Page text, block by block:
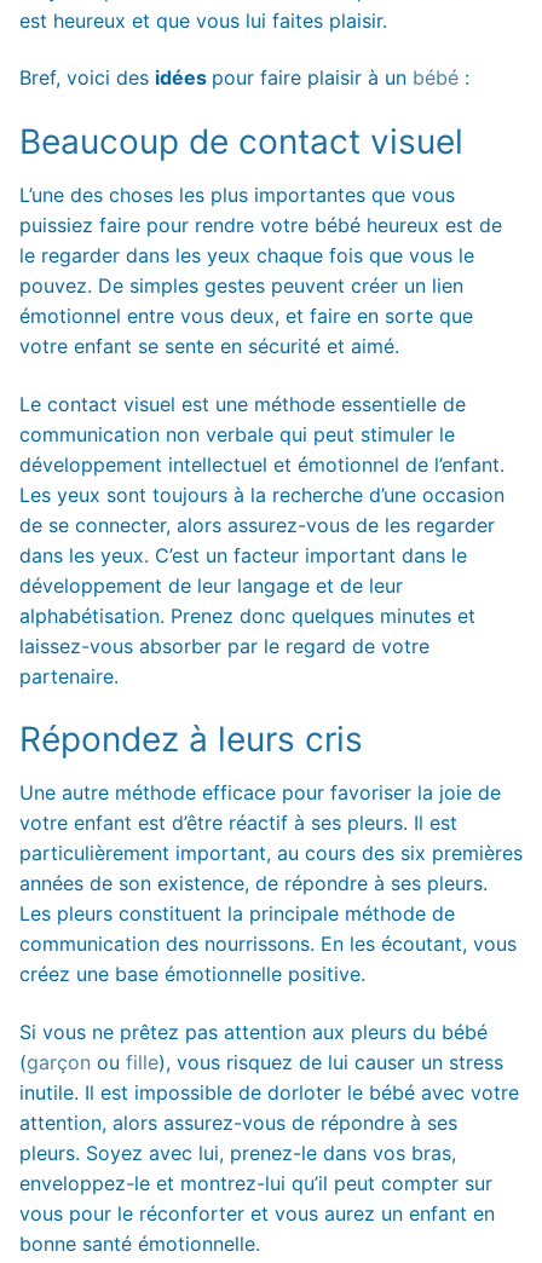
est heureux et que vous lui faites plaisir.
Bref, voici des idées pour faire plaisir à un bébé :
Beaucoup de contact visuel
L’une des choses les plus importantes que vous
puissiez faire pour rendre votre bébé heureux est de
le regarder dans les yeux chaque fois que vous le
pouvez. De simples gestes peuvent créer un lien
émotionnel entre vous deux, et faire en sorte que
votre enfant se sente en sécurité et aimé.
Le contact visuel est une méthode essentielle de
communication non verbale qui peut stimuler le
développement intellectuel et émotionnel de l’enfant.
Les yeux sont toujours à la recherche d’une occasion
de se connecter, alors assurez-vous de les regarder
dans les yeux. C’est un facteur important dans le
développement de leur langage et de leur
alphabétisation. Prenez donc quelques minutes et
laissez-vous absorber par le regard de votre
partenaire.
Répondez à leurs cris
Une autre méthode efficace pour favoriser la joie de
votre enfant est d’être réactif à ses pleurs. Il est
particulièrement important, au cours des six premières
années de son existence, de répondre à ses pleurs.
Les pleurs constituent la principale méthode de
communication des nourrissons. En les écoutant, vous
créez une base émotionnelle positive.
Si vous ne prêtez pas attention aux pleurs du bébé
(garçon ou fille), vous risquez de lui causer un stress
inutile. Il est impossible de dorloter le bébé avec votre
attention, alors assurez-vous de répondre à ses
pleurs. Soyez avec lui, prenez-le dans vos bras,
enveloppez-le et montrez-lui qu’il peut compter sur
vous pour le réconforter et vous aurez un enfant en
bonne santé émotionnelle.